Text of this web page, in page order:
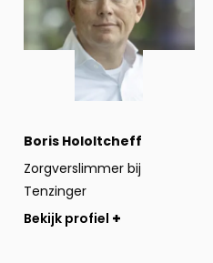
Boris Hololtcheff
Zorgverslimmer bij
Tenzinger
Bekijk profiel